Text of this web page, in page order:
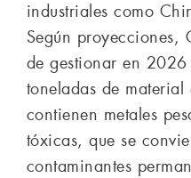
industriales como
Según proyecciones,
de gestionar en
toneladas de material
contienen metales
tóxicas, que se
contaminantes